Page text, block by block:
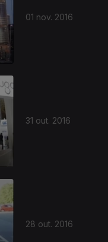
01 nov. 2016
31 out. 2016
28 out. 2016